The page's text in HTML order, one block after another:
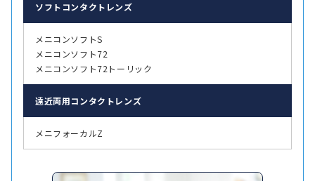
ソフト コンタクトレンズ
メニコンソフトS
メニコンソフト72
メニコンソフト72トーリック
遠近両用コンタクトレンズ
メニフォーカルZ